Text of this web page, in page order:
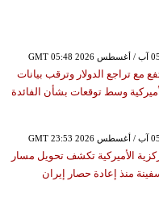
مع تراجع الدولار وترقب بيانات
وسط توقعات بشأن الفائدة
الأميركية تكشف تحويل مسار